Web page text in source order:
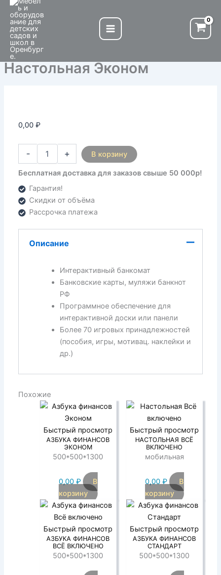
Перейти
содержимому
Настольная Эконом
0,00₽
-
Количество
товара
Настольная
Эконом
+ В корзину
Бесплатная доставка для заказов свыше 50 000р!
Гарантия!
Скидки от объёма
Рассрочка платежа
Описание
Интерактивный банкомат
Банковские карты, муляжи банкнот
РФ
Программное обеспечение для
интерактивной доски или панели
Более 70 игровых принадлежностей
(пособия, игры, мотивац. наклейки и
др.)
Похожие
Быстрый просмотр
АЗБУКА ФИНАНСОВ
ЭКОНОМ
500*500*1300
0,00 ₽
В
корзину
Быстрый просмотр
НАСТОЛЬНАЯ ВСЁ
ВКЛЮЧЕНО
мобильная
0,00 ₽
В
корзину
Быстрый просмотр
АЗБУКА ФИНАНСОВ
ВСЁ ВКЛЮЧЕНО
500*500*1300
Быстрый просмотр
АЗБУКА ФИНАНСОВ
СТАНДАРТ
500*500*1300